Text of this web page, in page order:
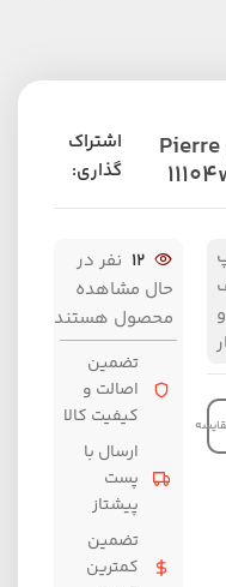
کیف دستی Pierre
اشتراک
گذاری:
12 نفر در
حال مشاهده
محصول هستند
تضمین
اصالت و
کیفیت کالا
ارسال با
پست
پیشتاز
تضمین
کمترین